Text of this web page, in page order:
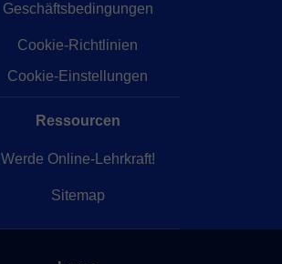
Geschäftsbedingungen
Cookie-Richtlinien
Cookie-Einstellungen
Ressourcen
Werde Online-Lehrkraft!
Sitemap